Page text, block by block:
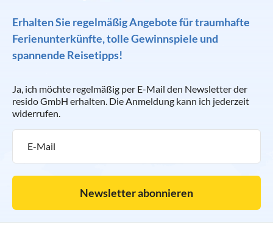
Erhalten Sie regelmäßig Angebote für traumhafte
Ferienunterkünfte, tolle Gewinnspiele und
spannende Reisetipps!
Ja, ich möchte regelmäßig per E-Mail den Newsletter der
resido GmbH erhalten. Die Anmeldung kann ich jederzeit
widerrufen.
Newsletter abonnieren